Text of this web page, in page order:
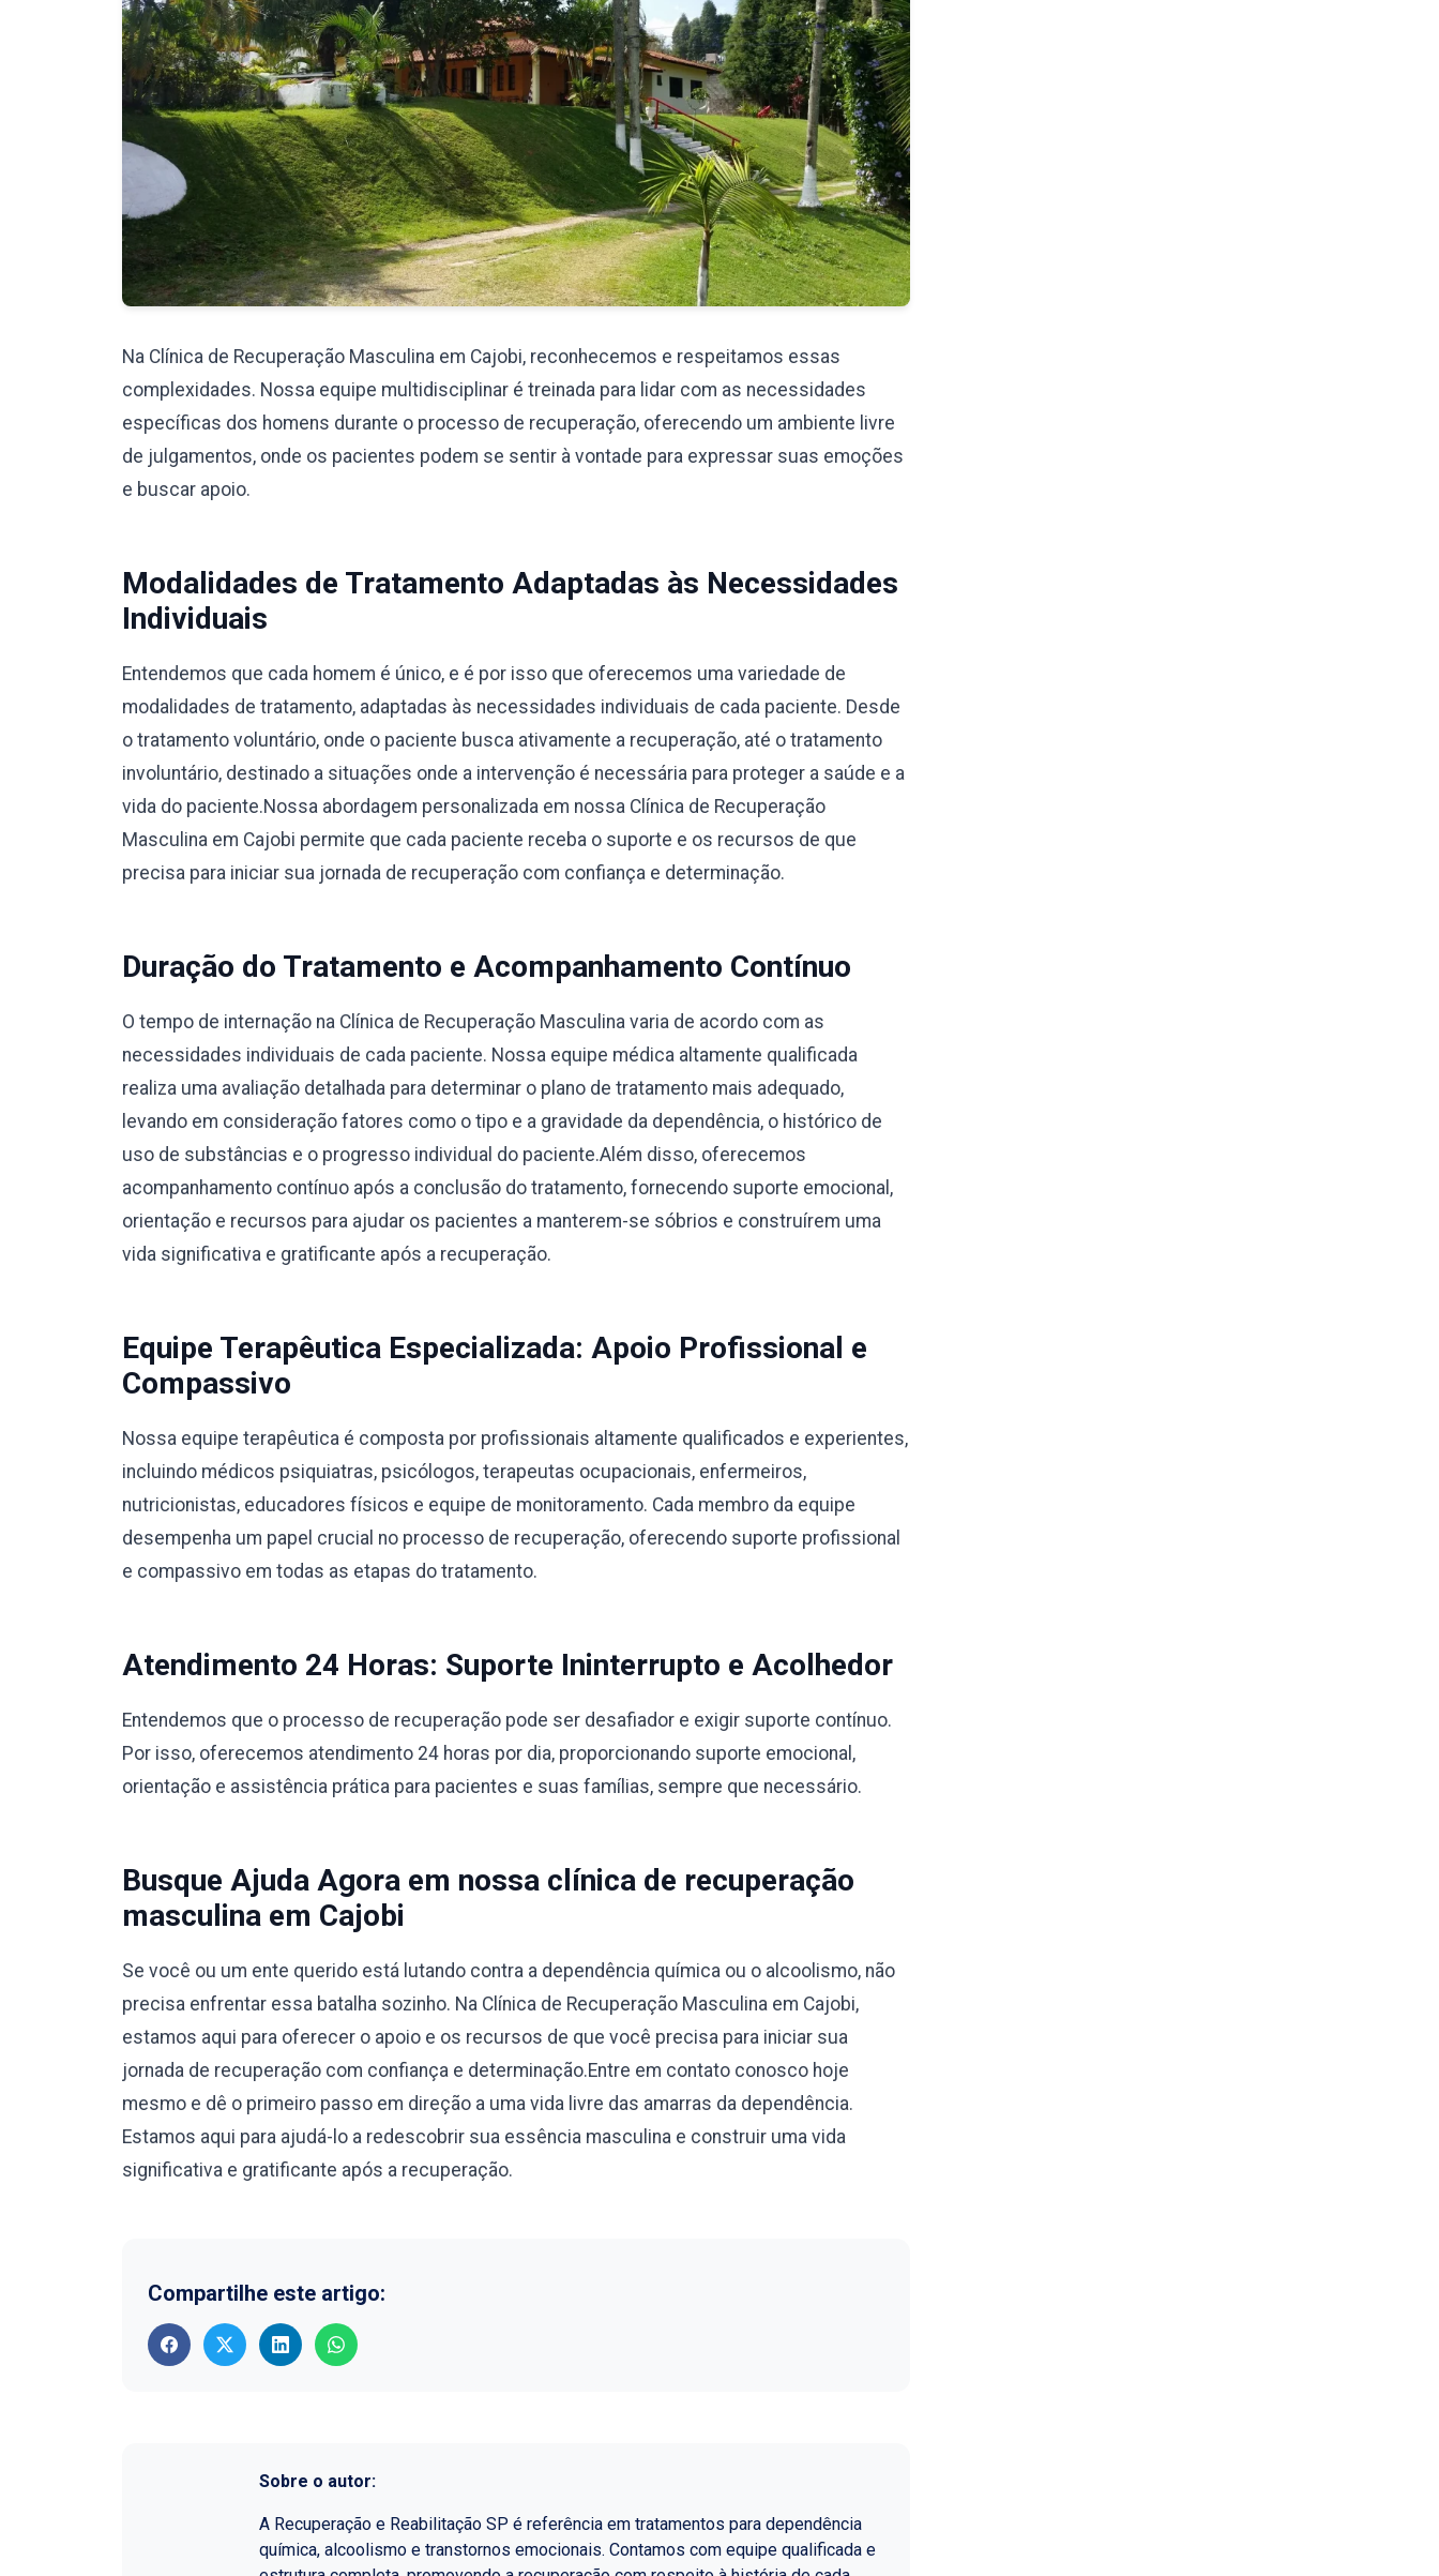
Na Clínica de Recuperação Masculina em Cajobi, reconhecemos e respeitamos essas
complexidades. Nossa equipe multidisciplinar é treinada para lidar com as necessidades
específicas dos homens durante o processo de recuperação, oferecendo um ambiente livre
de julgamentos, onde os pacientes podem se sentir à vontade para expressar suas emoções
e buscar apoio.
Modalidades de Tratamento Adaptadas às Necessidades
Individuais
Entendemos que cada homem é único, e é por isso que oferecemos uma variedade de
modalidades de tratamento, adaptadas às necessidades individuais de cada paciente. Desde
o tratamento voluntário, onde o paciente busca ativamente a recuperação, até o tratamento
involuntário, destinado a situações onde a intervenção é necessária para proteger a saúde e a
vida do paciente.Nossa abordagem personalizada em nossa Clínica de Recuperação
Masculina em Cajobi permite que cada paciente receba o suporte e os recursos de que
precisa para iniciar sua jornada de recuperação com confiança e determinação.
Duração do Tratamento e Acompanhamento Contínuo
O tempo de internação na Clínica de Recuperação Masculina varia de acordo com as
necessidades individuais de cada paciente. Nossa equipe médica altamente qualificada
realiza uma avaliação detalhada para determinar o plano de tratamento mais adequado,
levando em consideração fatores como o tipo e a gravidade da dependência, o histórico de
uso de substâncias e o progresso individual do paciente.Além disso, oferecemos
acompanhamento contínuo após a conclusão do tratamento, fornecendo suporte emocional,
orientação e recursos para ajudar os pacientes a manterem-se sóbrios e construírem uma
vida significativa e gratificante após a recuperação.
Equipe Terapêutica Especializada: Apoio Profissional e
Compassivo
Nossa equipe terapêutica é composta por profissionais altamente qualificados e experientes,
incluindo médicos psiquiatras, psicólogos, terapeutas ocupacionais, enfermeiros,
nutricionistas, educadores físicos e equipe de monitoramento. Cada membro da equipe
desempenha um papel crucial no processo de recuperação, oferecendo suporte profissional
e compassivo em todas as etapas do tratamento.
Atendimento 24 Horas: Suporte Ininterrupto e Acolhedor
Entendemos que o processo de recuperação pode ser desafiador e exigir suporte contínuo.
Por isso, oferecemos atendimento 24 horas por dia, proporcionando suporte emocional,
orientação e assistência prática para pacientes e suas famílias, sempre que necessário.
Busque Ajuda Agora em nossa clínica de recuperação
masculina em Cajobi
Se você ou um ente querido está lutando contra a dependência química ou o alcoolismo, não
precisa enfrentar essa batalha sozinho. Na Clínica de Recuperação Masculina em Cajobi,
estamos aqui para oferecer o apoio e os recursos de que você precisa para iniciar sua
jornada de recuperação com confiança e determinação.Entre em contato conosco hoje
mesmo e dê o primeiro passo em direção a uma vida livre das amarras da dependência.
Estamos aqui para ajudá-lo a redescobrir sua essência masculina e construir uma vida
significativa e gratificante após a recuperação.
Compartilhe este artigo:
Sobre o autor:
A Recuperação e Reabilitação SP é referência em tratamentos para dependência
química, alcoolismo e transtornos emocionais. Contamos com equipe qualificada e